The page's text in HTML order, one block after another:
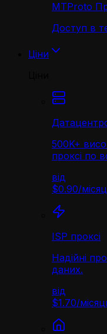
MTProto
Доступ в
Ціни
500K+
проксі по
від
$0.90/
ISP проксі
Надійні
даних.
від
$1.70/